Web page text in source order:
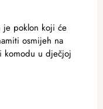
je poklon koji će
osmijeh na
komodu u dječjoj